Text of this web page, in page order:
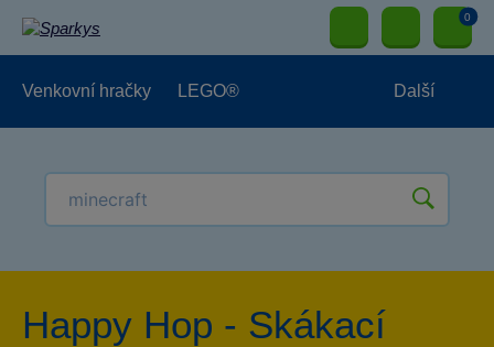
0
Venkovní hračky LEGO® Další
Happy Hop - Skákací